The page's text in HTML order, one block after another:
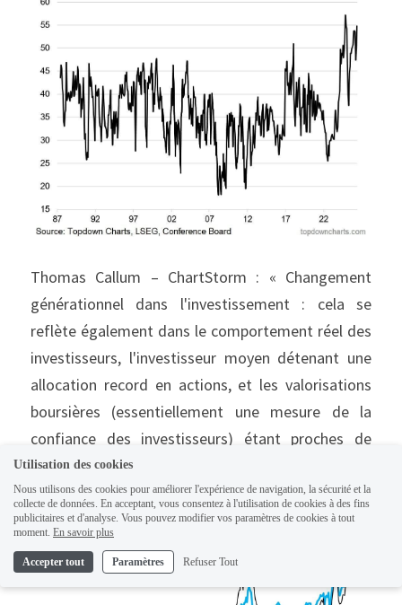
Thomas Callum – ChartStorm : « Changement
générationnel dans l'investissement : cela se
reflète également dans le comportement réel des
investisseurs, l'investisseur moyen détenant une
allocation record en actions, et les valorisations
boursières (essentiellement une mesure de la
confiance des investisseurs) étant proches de
leurs sommets historiques. »
Utilisation des cookies
Nous utilisons des cookies pour améliorer l'expérience de navigation, la sécurité et la
collecte de données. En acceptant, vous consentez à l'utilisation de cookies à des fins
publicitaires et d'analyse. Vous pouvez modifier vos paramètres de cookies à tout
moment. En savoir plus
Accepter tout Paramètres Refuser Tout